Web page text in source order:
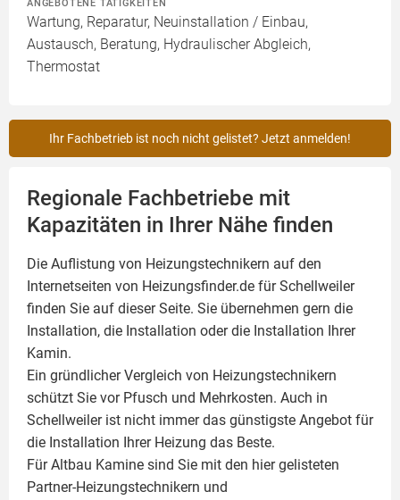
ANGEBOTENE TÄTIGKEITEN
Wartung, Reparatur, Neuinstallation / Einbau,
Austausch, Beratung, Hydraulischer Abgleich,
Thermostat
Ihr Fachbetrieb ist noch nicht gelistet? Jetzt anmelden!
Regionale Fachbetriebe mit
Kapazitäten in Ihrer Nähe finden
Die Auflistung von Heizungstechnikern auf den
Internetseiten von Heizungsfinder.de für Schellweiler
finden Sie auf dieser Seite. Sie übernehmen gern die
Installation, die Installation oder die Installation Ihrer
Kamin.
Ein gründlicher Vergleich von Heizungstechnikern
schützt Sie vor Pfusch und Mehrkosten. Auch in
Schellweiler ist nicht immer das günstigste Angebot für
die Installation Ihrer Heizung das Beste.
Für Altbau Kamine sind Sie mit den hier gelisteten
Partner-Heizungstechnikern und